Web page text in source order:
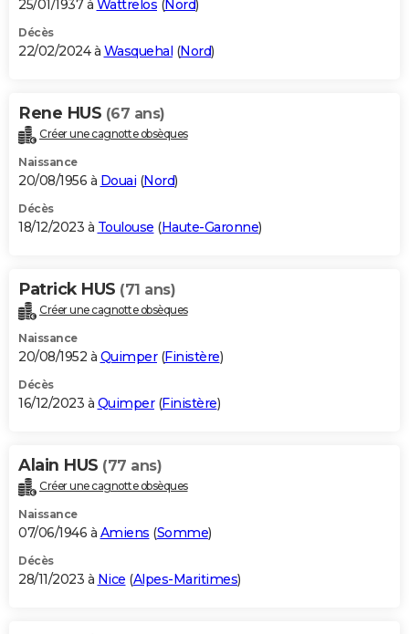
25/01/1937 à Wattrelos (Nord)
Décès
22/02/2024 à Wasquehal (Nord)
Rene HUS (67 ans)
Créer une cagnotte obsèques
Naissance
20/08/1956 à Douai (Nord)
Décès
18/12/2023 à Toulouse (Haute-Garonne)
Patrick HUS (71 ans)
Créer une cagnotte obsèques
Naissance
20/08/1952 à Quimper(Finistère)
Décès
16/12/2023 à Quimper(Finistère)
Alain HUS (77 ans)
Créer une cagnotte obsèques
Naissance
07/06/1946 à Amiens (Somme)
Décès
28/11/2023 à Nice (Alpes-Maritimes)